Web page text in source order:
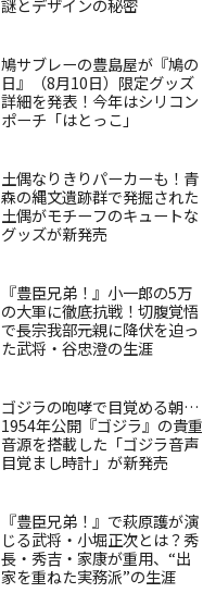
謎とデザインの秘密
鳩サブレーの豊島屋が『鳩の
日』（8月10日）限定グッズ
詳細を発表！今年はシリコン
ポーチ「はとっこ」
土偶なりきりパーカーも！青
森の縄文遺跡群で発掘された
土偶がモチーフのキュートな
グッズが新発売
『豊臣兄弟！』小一郎の5万
の大軍に徹底抗戦！切腹覚悟
で長宗我部元親に降伏を迫っ
た武将・谷忠澄の生涯
ゴジラの咆哮で目覚める朝…
1954年公開『ゴジラ』の貴重
音源を搭載した「ゴジラ音声
目覚まし時計」が新発売
『豊臣兄弟！』で萩原護が演
じる武将・小堀正次とは？秀
長・秀吉・家康が重用、“出
家を重ねた実務派”の生涯